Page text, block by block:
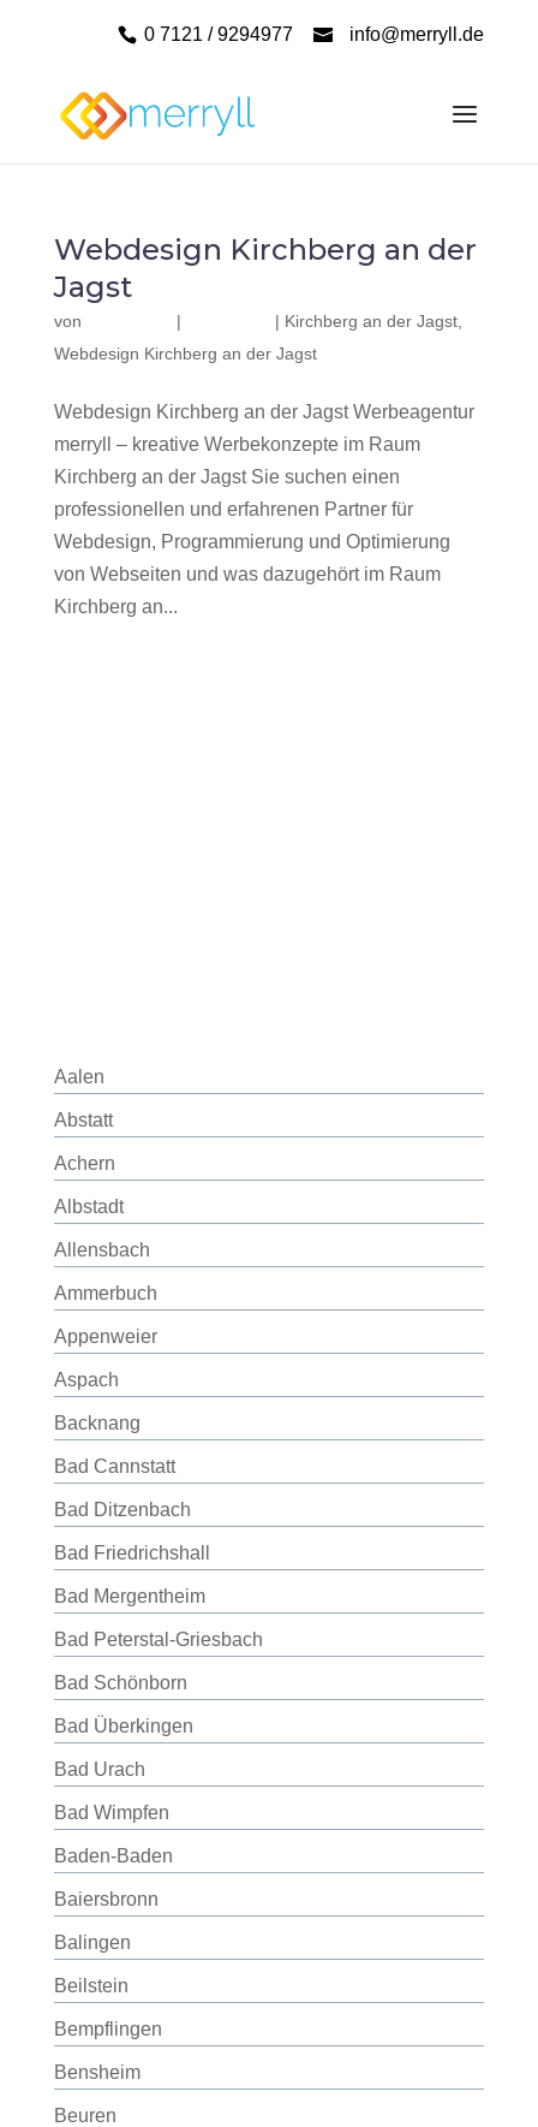
0 7121 / 9294977 info@merryll.de
Webdesign Kirchberg an der
Jagst
von | | Kirchberg an der Jagst,
Webdesign Kirchberg an der Jagst
Webdesign Kirchberg an der Jagst Werbeagentur
merryll – kreative Werbekonzepte im Raum
Kirchberg an der Jagst Sie suchen einen
professionellen und erfahrenen Partner für
Webdesign, Programmierung und Optimierung
von Webseiten und was dazugehört im Raum
Kirchberg an...
Aalen
Abstatt
Achern
Albstadt
Allensbach
Ammerbuch
Appenweier
Aspach
Backnang
Bad Cannstatt
Bad Ditzenbach
Bad Friedrichshall
Bad Mergentheim
Bad Peterstal-Griesbach
Bad Schönborn
Bad Überkingen
Bad Urach
Bad Wimpfen
Baden-Baden
Baiersbronn
Balingen
Beilstein
Bempflingen
Bensheim
Beuren